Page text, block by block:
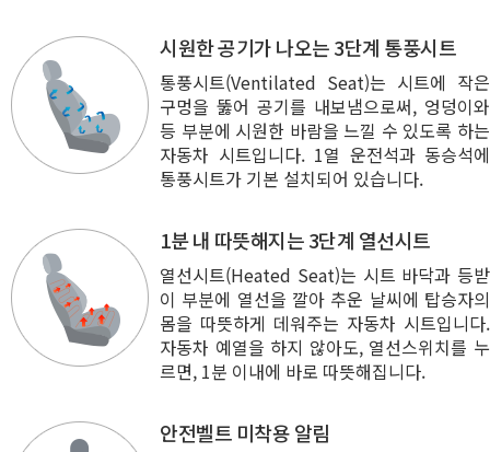
시원한 공기가 나오는 3단계 통풍시트
통풍시트(Ventilated Seat)는 시트에 작은
구멍을 뚫어 공기를 내보냄으로써, 엉덩이와
등 부분에 시원한 바람을 느낄 수 있도록 하는
자동차 시트입니다. 1열 운전석과 동승석에
통풍시트가 기본 설치되어 있습니다.
1분 내 따뜻해지는 3단계 열선시트
열선시트(Heated Seat)는 시트 바닥과 등받
이 부분에 열선을 깔아 추운 날씨에 탑승자의
몸을 따뜻하게 데워주는 자동차 시트입니다.
자동차 예열을 하지 않아도, 열선스위치를 누
르면, 1분 이내에 바로 따뜻해집니다.
안전벨트 미착용 알림